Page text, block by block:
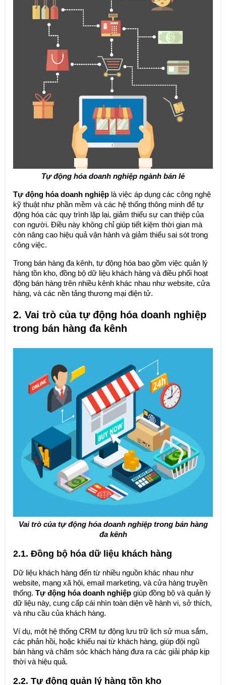
Tự động hóa doanh nghiệp ngành bán lẻ
Tự động hóa doanh nghiệp là việc áp dụng các công nghệ
kỹ thuật như phần mềm và các hệ thống thông minh để tự
động hóa các quy trình lặp lại, giảm thiểu sự can thiệp của
con người. Điều này không chỉ giúp tiết kiệm thời gian mà
còn nâng cao hiệu quả vận hành và giảm thiểu sai sót trong
công việc.
Trong bán hàng đa kênh, tự động hóa bao gồm việc quản lý
hàng tồn kho, đồng bộ dữ liệu khách hàng và điều phối hoạt
động bán hàng trên nhiều kênh khác nhau như website, cửa
hàng, và các nền tảng thương mại điện tử.
2. Vai trò của tự động hóa doanh nghiệp
trong bán hàng đa kênh
Vai trò của tự động hóa doanh nghiệp trong bán hàng
đa kênh
2.1. Đồng bộ hóa dữ liệu khách hàng
Dữ liệu khách hàng đến từ nhiều nguồn khác nhau như
website, mạng xã hội, email marketing, và cửa hàng truyền
thống.Tự động hóa doanh nghiệpgiúp đồng bộ và quản lý
dữ liệu này, cung cấp cái nhìn toàn diện về hành vi, sở thích,
và nhu cầu của khách hàng.
Ví dụ, một hệ thống CRM tự động lưu trữ lịch sử mua sắm,
các phản hồi, hoặc khiếu nại từ khách hàng, giúp đội ngũ
bán hàng và chăm sóc khách hàng đưa ra các giải pháp kịp
thời và hiệu quả.
2.2. Tự động quản lý hàng tồn kho